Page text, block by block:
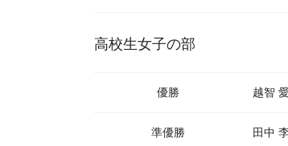
高校生女子の部
優勝 越智
準優勝 田中